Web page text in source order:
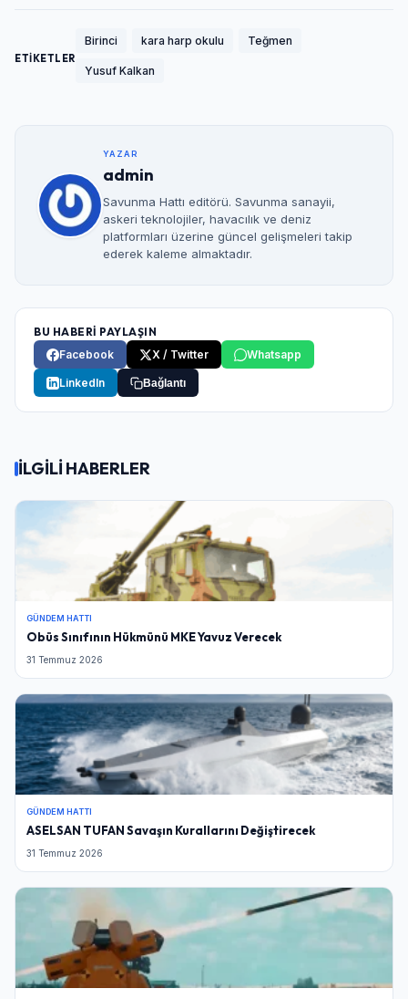
ETİKETLER
Birinci kara harp okulu Teğmen
Yusuf Kalkan
YAZAR
admin
Savunma Hattı editörü. Savunma sanayii,
askeri teknolojiler, havacılık ve deniz
platformları üzerine güncel gelişmeleri takip
ederek kaleme almaktadır.
BU HABERİ PAYLAŞIN
Facebook
X / Twitter Whatsapp
LinkedIn Bağlantı
İLGİLİ HABERLER
GÜNDEM HATTI
Obüs Sınıfının Hükmünü MKE Yavuz Verecek
31 Temmuz 2026
GÜNDEM HATTI
ASELSAN TUFAN Savaşın Kurallarını Değiştirecek
31 Temmuz 2026